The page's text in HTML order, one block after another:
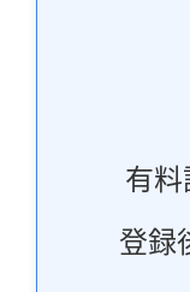
有
登録